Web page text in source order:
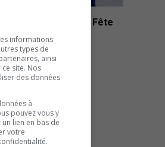
de semaine pour la Fête
Noranda
informations
types de
ainsi
site. Nos
des données
à
pouvez vous y
lien en bas de
votre